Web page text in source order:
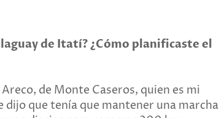
de Itatí? ¿Cómo planificaste el
de Monte Caseros, quien es mi
dijo que tenía que mantener una marcha